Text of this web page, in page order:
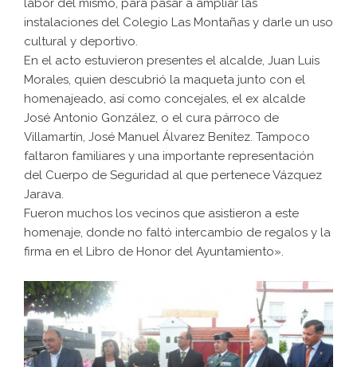
instalaciones del Colegio Las Montañas y darle un uso
cultural y deportivo.
En el acto estuvieron presentes el alcalde, Juan Luis
Morales, quien descubrió la maqueta junto con el
homenajeado, así como concejales, el ex alcalde
José Antonio González, o el cura párroco de
Villamartín, José Manuel Álvarez Benítez. Tampoco
faltaron familiares y una importante representación
del Cuerpo de Seguridad al que pertenece Vázquez
Jarava.
Fueron muchos los vecinos que asistieron a este
homenaje, donde no faltó intercambio de regalos y la
firma en el Libro de Honor del Ayuntamiento».